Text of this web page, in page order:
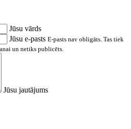
Jūsu vārds
Jūsu e-pasts E-pasts nav obligāts. Tas tiek
un netiks publicēts.
Jūsu jautājums